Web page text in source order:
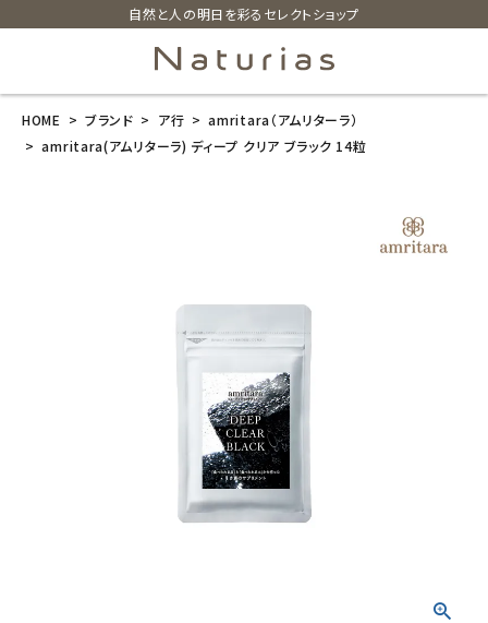
自然と人の明日を彩るセレクトショップ
search
HOME ブランド ア行
amritara（アムリターラ）
amritara(アムリターラ) ディープ クリア ブラック 14粒